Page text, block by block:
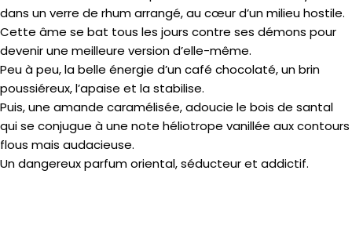
dans un verre de rhum arrangé, au cœur d’un milieu hostile.
Cette âme se bat tous les jours contre ses démons pour
devenir une meilleure version d’elle-même.
Peu à peu, la belle énergie d’un café chocolaté, un brin
poussiéreux, l’apaise et la stabilise.
Puis, une amande caramélisée, adoucie le bois de santal
qui se conjugue à une note héliotrope vanillée aux contours
flous mais audacieuse.
Un dangereux parfum oriental, séducteur et addictif.